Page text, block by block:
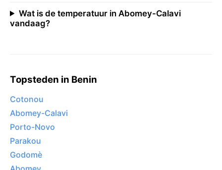
Wat is de temperatuur in Abomey-Calavi
vandaag?
Topsteden in Benin
Cotonou
Abomey-Calavi
Porto-Novo
Parakou
Godomè